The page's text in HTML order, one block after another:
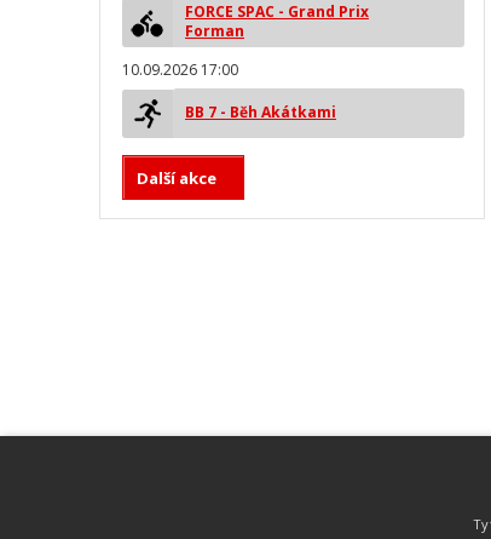
FORCE SPAC - Grand Prix
Forman
10.09.2026 17:00
BB 7 - Běh Akátkami
Další akce
technologie od společnosti MYLAPS.